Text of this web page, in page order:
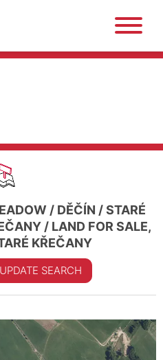
/ DĚČÍN /STARÉ
/ LAND FOR SALE,
KŘEČANY
UPDATE SEARCH